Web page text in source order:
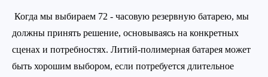
Когда мы выбираем 72 - часовую резервную батарею, мы
должны принять решение, основываясь на конкретных
сценах и потребностях. Литий-полимерная батарея может
быть хорошим выбором, если потребуется длительное